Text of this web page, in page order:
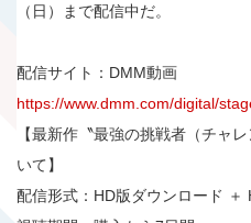
（日）まで配信中だ。
配信サイト：DMM動画
https://www.dmm.com/digital/
【最新作〝最強の挑戦者（チャ
いて】
配信形式：HD版ダウンロード ＋